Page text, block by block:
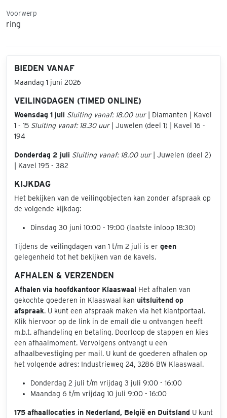
Voorwerp
ring
BIEDEN VANAF
Maandag 1 juni 2026
VEILINGDAGEN (TIMED ONLINE)
Woensdag 1 juli Sluiting vanaf: 18.00 uur| Diamanten | Kavel
1 - 15 Sluiting vanaf: 18.30 uur| Juwelen (deel 1) | Kavel 16 -
194
Donderdag 2 juli Sluiting vanaf: 18.00 uur| Juwelen (deel 2)
| Kavel 195 - 382
KIJKDAG
Het bekijken van de veilingobjecten kan zonder afspraak op
de volgende kijkdag:
Dinsdag 30 juni 10:00 - 19:00 (laatste inloop 18:30)
Tijdens de veilingdagen van 1 t/m 2 juli is er geen
gelegenheid tot het bekijken van de kavels.
AFHALEN & VERZENDEN
Afhalen via hoofdkantoor Klaaswaal Het afhalen van
gekochte goederen in Klaaswaal kan uitsluitend op
afspraak. U kunt een afspraak maken via het klantportaal.
Klik hiervoor op de link in de email die u ontvangen heeft
m.b.t. afhandeling en betaling. Doorloop de stappen en kies
een afhaalmoment. Vervolgens ontvangt u een
afhaalbevestiging per mail. U kunt de goederen afhalen op
het volgende adres: Industrieweg 24, 3286 BW Klaaswaal.
Donderdag 2 juli t/m vrijdag 3 juli 9:00 - 16:00
Maandag 6 t/m vrijdag 10 juli 9:00 - 16:00
175 afhaallocaties in Nederland, België en Duitsland U kunt